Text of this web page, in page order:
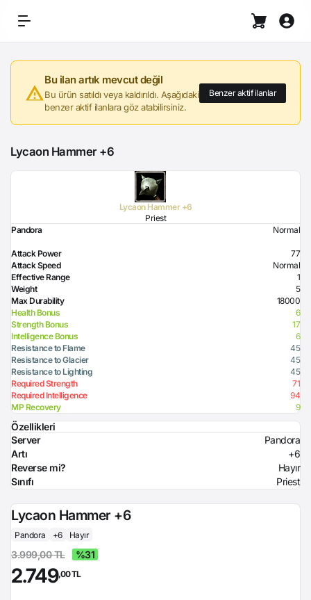
Bu ilan artık mevcut değil
Bu ürün satıldı veya kaldırıldı. Aşağıdaki
benzer aktif ilanlara göz atabilirsiniz.
Benzer aktif ilanlar
Lycaon Hammer +6
Lycaon Hammer +6
Priest
Pandora
Normal
Attack Power
77
Attack Speed
Normal
Effective Range
1
Weight
5
Max Durability
18000
Health Bonus
6
Strength Bonus
17
Intelligence Bonus
6
Resistance to Flame
45
Resistance to Glacier
45
Resistance to Lighting
45
Required Strength
71
Required Intelligence
94
MP Recovery
9
Özellikleri
Server
Pandora
Artı
+6
Reverse mi?
Hayır
Sınıfı
Priest
Lycaon Hammer +6
Pandora +6 Hayır
3.999,00 TL %31
2.749,00 TL